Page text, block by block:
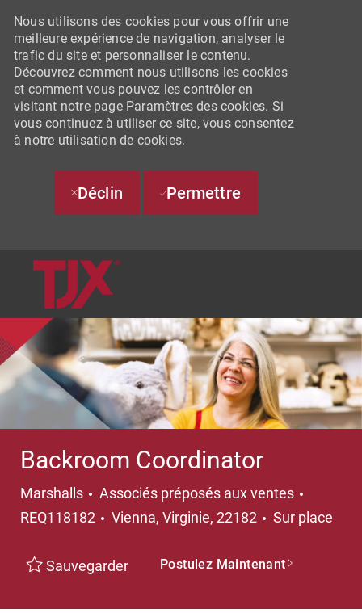
SKIP TO MAIN CONTENT
Nous utilisons des cookies pour vous offrir une
meilleure expérience de navigation, analyser le
trafic du site et personnaliser le contenu.
Découvrez comment nous utilisons les cookies
et comment vous pouvez les contrôler en
visitant notre page Paramètres des cookies. Si
vous continuez à utiliser ce site, vous consentez
à notre utilisation de cookies.
Déclin Permettre
Backroom Coordinator
Marshalls Catégorie
Associés préposés aux ventes
REQ118182
Emplacement
Vienna, Virginie, 22182 Sur place
Sauvegarder Postulez Maintenant